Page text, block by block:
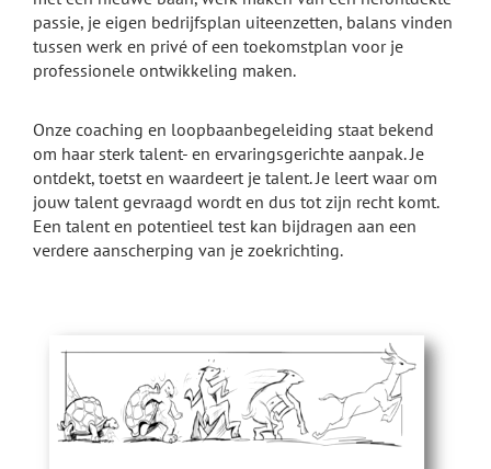
passie, je eigen bedrijfsplan uiteenzetten, balans vinden
tussen werk en privé of een toekomstplan voor je
professionele ontwikkeling maken.
Onze coaching en loopbaanbegeleiding staat bekend
om haar sterk talent- en ervaringsgerichte aanpak. Je
ontdekt, toetst en waardeert je talent. Je leert waar om
jouw talent gevraagd wordt en dus tot zijn recht komt.
Een talent en potentieel test kan bijdragen aan een
verdere aanscherping van je zoekrichting.